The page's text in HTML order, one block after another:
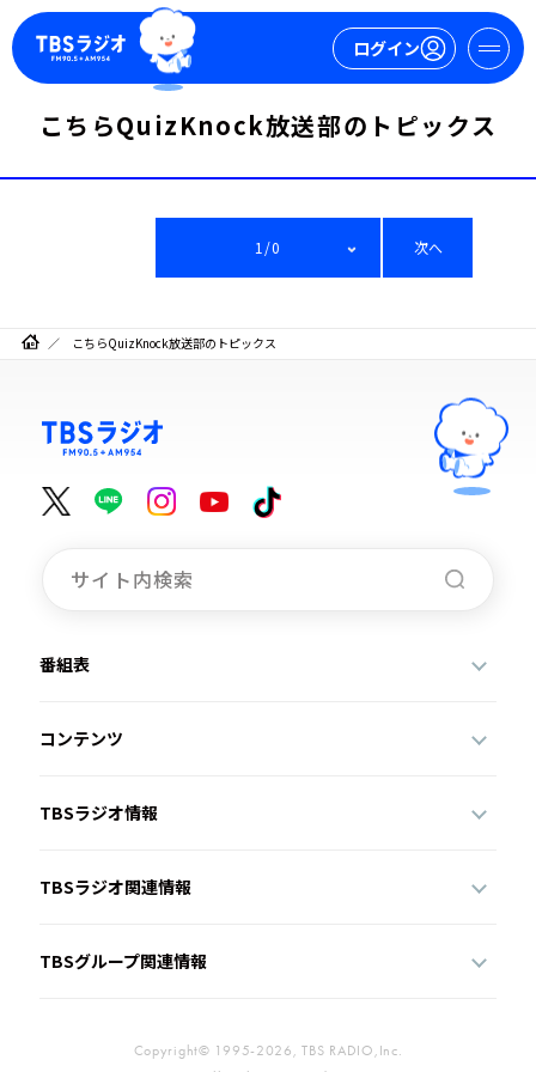
ログイン
今日の番組表
週間番組表
トピックス
TBS Podcast
イベント・グッズ
こちらQuizKnock放送部のトピックス
1/0 次へ
こちらQuizKnock放送部のトピックス
番組表
コンテンツ
TBSラジオ情報
TBSラジオ関連情報
TBSグループ関連情報
Copyright© 1995-2026, TBS RADIO,Inc.